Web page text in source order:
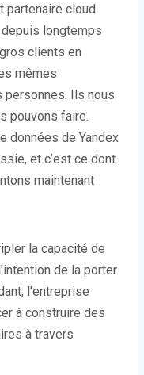
partenaire cloud
longtemps
clients en
mêmes
personnes. Ils nous
pouvons faire.
données de Yandex
et c’est ce dont
maintenant
la capacité de
de la porter
l'entreprise
à construire des
à travers